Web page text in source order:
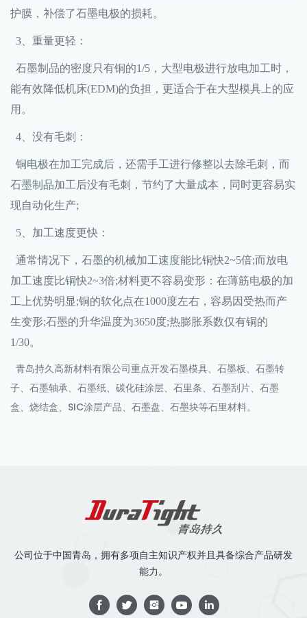
护膜，补偿了石墨电极的损耗。
3、重量更轻：
石墨制品的密度只有铜的1/5，大型电极进行放电加工时，
能有效降低机床(EDM)的负担，更适合于在大型模具上的应
用。
4、没有毛刺：
铜电极在加工完成后，还需手工进行修整以去除毛刺，而
石墨制品加工后没有毛刺，节约了大量成本，同时更容易实
现自动化生产;
5、加工速度更快：
通常情况下，石墨的机械加工速度能比铜快2~5倍;而放电
加工速度比铜快2~3倍;材料更不容易变形：在薄筋电极的加
工上优势明显;铜的软化点在1000度左右，容易因受热而产
生变形;石墨的升华温度为3650度;热膨胀系数仅有铜的
1/30。
青岛持久高新材料有限公司重点开发石墨模具、石墨板、石墨转
子、石墨轴承、石墨纸、碳化硅涂层、石里条、石墨刮片、石墨
盒、烧结盒、SIC涂层产品、石墨盘、石墨块等石里材料。
公司位于中国青岛，拥有多项自主知识产权并且具备综合产品研发
能力。